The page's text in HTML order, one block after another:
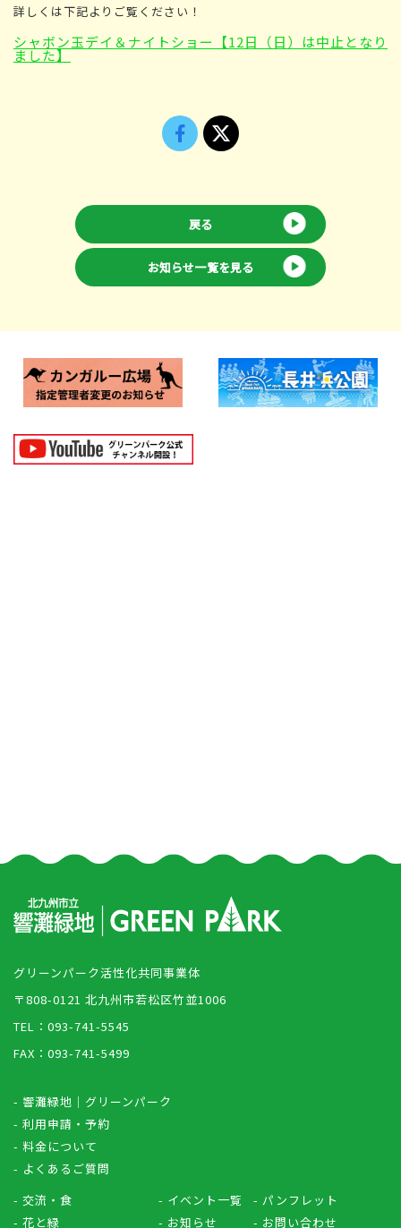
詳しくは下記よりご覧ください！
シャボン玉デイ＆ナイトショー【12日（日）は中止となり
ました】
戻る
お知らせ一覧を見る
グリーンパーク活性化共同事業体
〒808-0121 北九州市若松区竹並1006
TEL：093-741-5545
FAX：093-741-5499
- 響灘緑地｜グリーンパーク
- 利用申請・予約
- 料金について
- よくあるご質問
- 交流・食
- 花と緑
- イベント一覧
- お知らせ
- パンフレット
- お問い合わせ